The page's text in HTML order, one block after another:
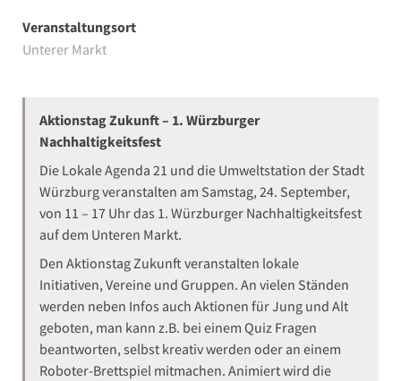
Veranstaltungsort
Unterer Markt
Aktionstag Zukunft – 1. Würzburger
Nachhaltigkeitsfest
Die Lokale Agenda 21 und die Umweltstation der Stadt
Würzburg veranstalten am Samstag, 24. September,
von 11 – 17 Uhr das 1. Würzburger Nachhaltigkeitsfest
auf dem Unteren Markt.
Den Aktionstag Zukunft veranstalten lokale
Initiativen, Vereine und Gruppen. An vielen Ständen
werden neben Infos auch Aktionen für Jung und Alt
geboten, man kann z.B. bei einem Quiz Fragen
beantworten, selbst kreativ werden oder an einem
Roboter-Brettspiel mitmachen. Animiert wird die